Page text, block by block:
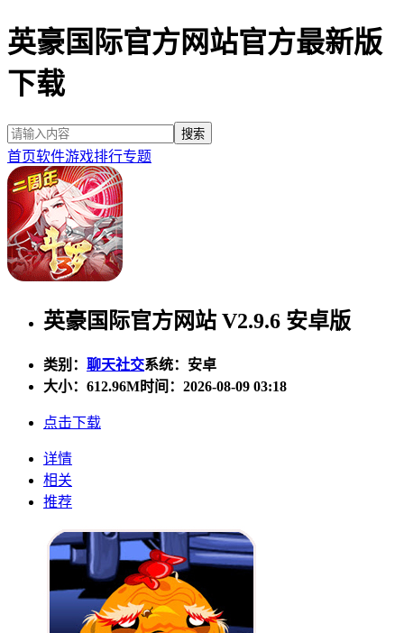
英豪国际官方网站官方最新版
下载
首页软件游戏排行专题
英豪国际官方网站 V2.9.6 安卓版
类别： 聊天社交系统：安卓
大小： 612.96M时间：2026-08-09 03:18
点击下载
详情
相关
推荐